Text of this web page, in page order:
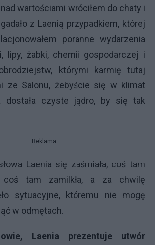
wartościami wróciłem do chaty i
z Laenią przypadkiem, której
poranne wydarzenia
lipy, żabki, chemii gospodarczej i
którymi karmię tutaj
ze Salonu, żebyście się w klimat
dostała czyste jądro, by się tak
Reklama
Laenia się zaśmiała, coś tam
coś tam zamilkła, a za chwilę
sytuacyjne, któremu nie mogę
w odmętach.
Laenia prezentuje utwór